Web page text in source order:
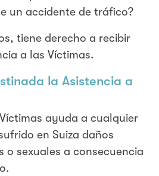
un accidente de tráfico?
tiene derecho a recibir
a las Víctimas.
la Asistencia a
ayuda a cualquier
en Suiza daños
o sexuales a consecuencia